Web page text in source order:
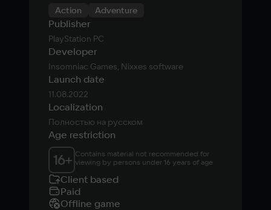
Action Adventure
Publisher
PlayStation PC
Developer
Insomniac Games, Nixxes software
Launch date
11.08.2022
Localization
Полностью на русском
Age restriction
16+ Contains material not recommended for
viewing by persons under 16 years of age
Client based
Paid
Offline game